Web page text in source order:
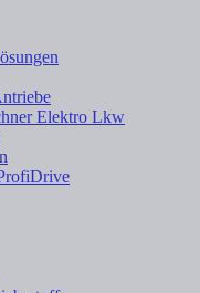
Elektro Lkw